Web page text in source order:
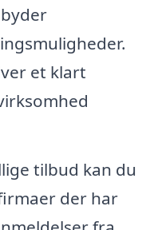
et klart
tilbud kan du
der har